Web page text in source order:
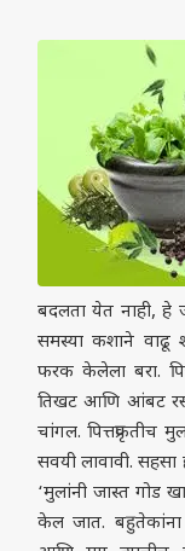
बदलता येत नाही, हे
समस्या कशाने वाढू
फरक केलेला बरा.
तिखट आणि आंबट
चांगल.
सवयी लावावी. सहसा
‘मुलांनी जास्त गोड
केल जात. बहुतेकांना